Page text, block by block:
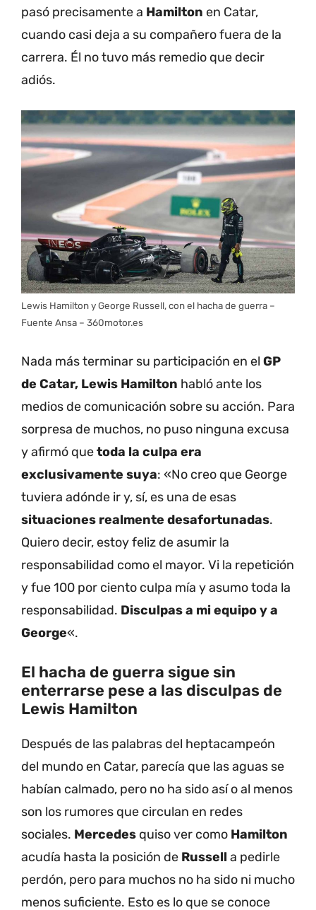
pasó precisamente a Hamilton en Catar,
cuando casi deja a su compañero fuera de la
carrera. Él no tuvo más remedio que decir
adiós.
Lewis Hamilton y George Russell, con el hacha de guerra –
Fuente Ansa – 360motor.es
Nada más terminar su participación en el GP
de Catar, Lewis Hamilton habló ante los
medios de comunicación sobre su acción. Para
sorpresa de muchos, no puso ninguna excusa
y afirmó quetoda la culpa era
exclusivamente suya: «No creo que George
tuviera adónde ir y, sí, es una de esas
situaciones realmente desafortunadas.
Quiero decir, estoy feliz de asumir la
responsabilidad como el mayor. Vi la repetición
y fue 100 por ciento culpa mía y asumo toda la
responsabilidad. Disculpas a mi equipo y a
George«.
El hacha de guerra sigue sin
enterrarse pese a las disculpas de
Lewis Hamilton
Después de las palabras del heptacampeón
del mundo en Catar, parecía que las aguas se
habían calmado, pero no ha sido así o al menos
son los rumores que circulan en redes
sociales. Mercedes quiso ver como Hamilton
acudía hasta la posición de Russell a pedirle
perdón, pero para muchos no ha sido ni mucho
menos suficiente. Esto es lo que se conoce